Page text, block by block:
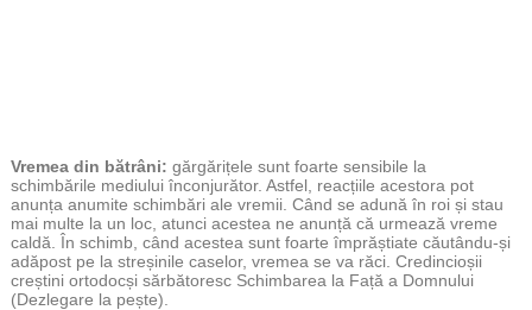
Vremea din bătrâni: gărgărițele sunt foarte sensibile la
schimbările mediului înconjurător. Astfel, reacțiile acestora pot
anunța anumite schimbări ale vremii. Când se adună în roi și stau
mai multe la un loc, atunci acestea ne anunță că urmează vreme
caldă. În schimb, când acestea sunt foarte împrăștiate căutându-și
adăpost pe la streșinile caselor, vremea se va răci. Credincioșii
creștini ortodocși sărbătoresc Schimbarea la Față a Domnului
(Dezlegare la pește).